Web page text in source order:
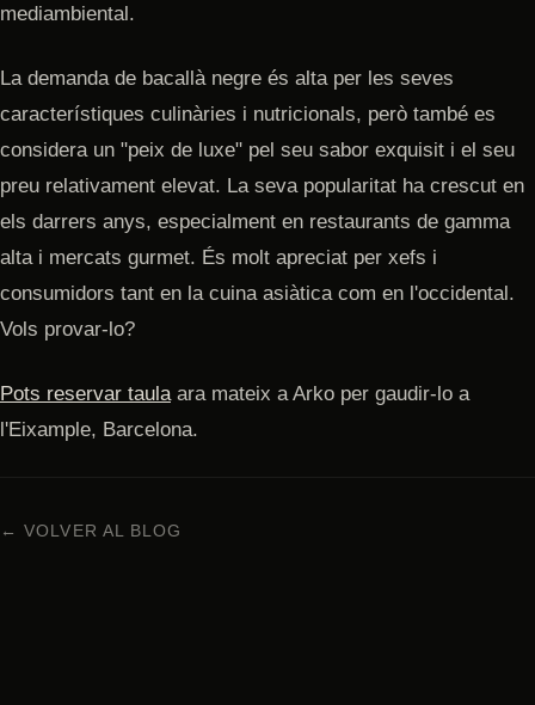
mediambiental.
La demanda de bacallà negre és alta per les seves
característiques culinàries i nutricionals, però també es
considera un "peix de luxe" pel seu sabor exquisit i el seu
preu relativament elevat. La seva popularitat ha crescut en
els darrers anys, especialment en restaurants de gamma
alta i mercats gurmet. És molt apreciat per xefs i
consumidors tant en la cuina asiàtica com en l'occidental.
Vols provar-lo?
Pots reservar taula ara mateix a Arko per gaudir-lo a
l'Eixample, Barcelona.
← VOLVER AL BLOG